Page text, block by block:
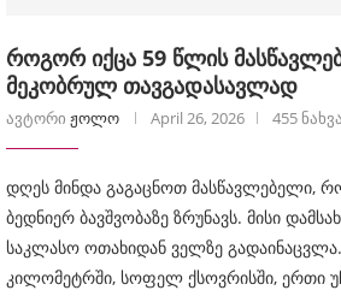
როგორ იქცა 59 წლის
მეკობრულ თავგადასავლად
ავტორი ჟოლო April 26, 2026 455 ნახვა
დღეს მინდა გაგაცნოთ მასწავლებელი,
ბედნიერ ბავშვობაზე ზრუნავს. მისი
საკლასო ოთახიდან ველზე
კილომეტრში, სოფელ ქსოვრისში, ერთი